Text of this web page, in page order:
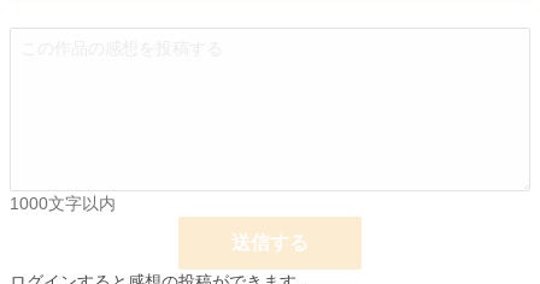
更新日時 2020.04.21 21:10
月間ポイント 238 pt (48,245 位)
5,401 pt (44,273 位)
1000文字以内
送信する